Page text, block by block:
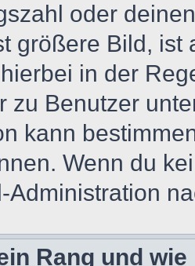
oder
größere Bild, ist
in der
zu Benutzer
kann
Wenn du
Administration
Rang und